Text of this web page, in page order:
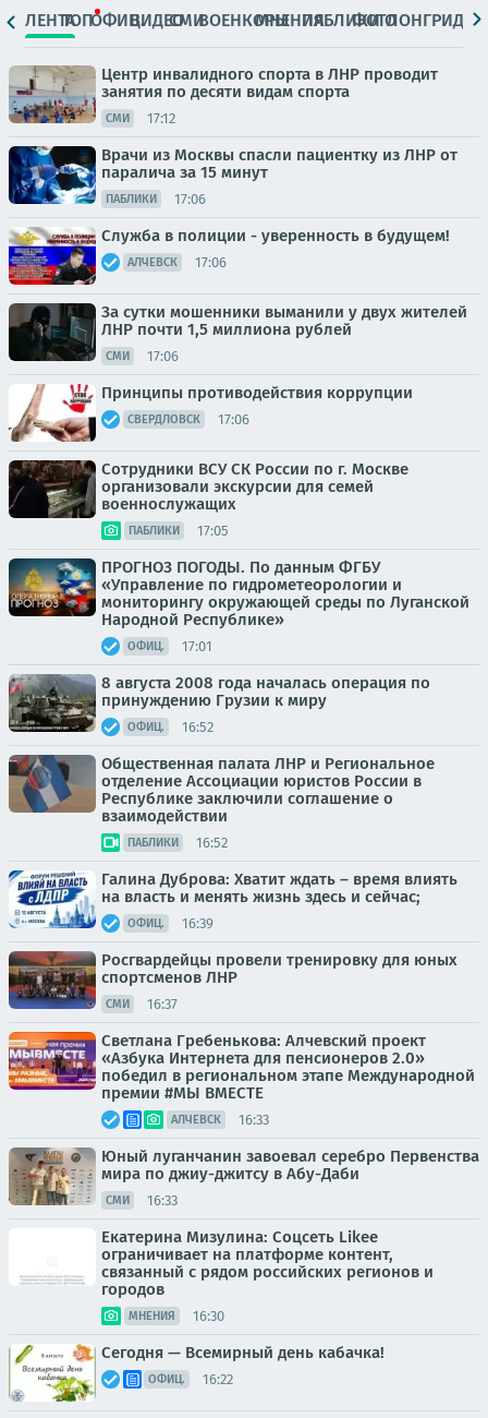
ЛЕНТАТОПОФИЦ.ВИДЕОСМИВОЕНКОРЫМНЕНИЯПАБЛИКИ
ФОТОЛОНГРИДЫ
Центр инвалидного спорта в ЛНР проводит
занятия по десяти видам спорта
СМИ 17:12
Врачи из Москвы спасли пациентку из ЛНР от
паралича за 15 минут
ПАБЛИКИ 17:06
Служба в полиции - уверенность в будущем!
АЛЧЕВСК 17:06
За сутки мошенники выманили у двух жителей
ЛНР почти 1,5 миллиона рублей
СМИ 17:06
Принципы противодействия коррупции
СВЕРДЛОВСК 17:06
Сотрудники ВСУ СК России по г. Москве
организовали экскурсии для семей
военнослужащих
ПАБЛИКИ 17:05
ПРОГНОЗ ПОГОДЫ. По данным ФГБУ
«Управление по гидрометеорологии и
мониторингу окружающей среды по Луганской
Народной Республике»
ОФИЦ. 17:01
8 августа 2008 года началась операция по
принуждению Грузии к миру
ОФИЦ. 16:52
Общественная палата ЛНР и Региональное
отделение Ассоциации юристов России в
Республике заключили соглашение о
взаимодействии
ПАБЛИКИ 16:52
Галина Дуброва: Хватит ждать – время влиять
на власть и менять жизнь здесь и сейчас;
ОФИЦ. 16:39
Росгвардейцы провели тренировку для юных
спортсменов ЛНР
СМИ 16:37
Светлана Гребенькова: Алчевский проект
«Азбука Интернета для пенсионеров 2.0»
победил в региональном этапе Международной
премии #МЫ ВМЕСТЕ
АЛЧЕВСК 16:33
Юный луганчанин завоевал серебро Первенства
мира по джиу-джитсу в Абу-Даби
СМИ 16:33
Екатерина Мизулина: Соцсеть Likee
ограничивает на платформе контент,
связанный с рядом российских регионов и
городов
МНЕНИЯ 16:30
Сегодня — Всемирный день кабачка!
ОФИЦ. 16:22